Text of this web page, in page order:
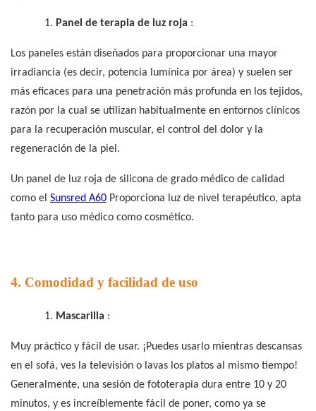
1. Panel de terapia de luz roja :
Los paneles están diseñados para proporcionar una mayor
irradiancia (es decir, potencia lumínica por área) y suelen ser
más eficaces para una penetración más profunda en los tejidos,
razón por la cual se utilizan habitualmente en entornos clínicos
para la recuperación muscular, el control del dolor y la
regeneración de la piel.
Un panel de luz roja de silicona de grado médico de calidad
como el Sunsred A60 Proporciona luz de nivel terapéutico, apta
tanto para uso médico como cosmético.
4. Comodidad y facilidad de uso
1. Mascarilla :
Muy práctico y fácil de usar. ¡Puedes usarlo mientras descansas
en el sofá, ves la televisión o lavas los platos al mismo tiempo!
Generalmente, una sesión de fototerapia dura entre 10 y 20
minutos, y es increíblemente fácil de poner, como ya se